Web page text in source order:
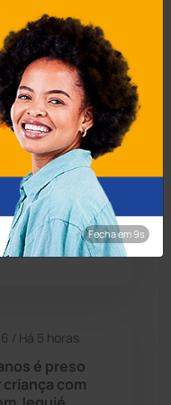
(121)
(103)
(299)
(65)
(430)
por
Paulo é
fugir de
Sales
/ Há 4 horas
no
a
na zona rural
/ Há 5 horas
é preso
com
Fecha em 8s